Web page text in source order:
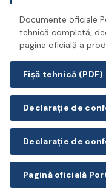
Documente oficiale
tehnică completă,
pagina oficială a
Fișă tehnică (PDF)
Declarație de
Declarație de
Pagină oficială